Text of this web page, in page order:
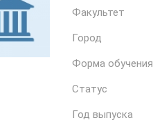
Факультет
Город
Форма обучения
Статус
Год выпуска